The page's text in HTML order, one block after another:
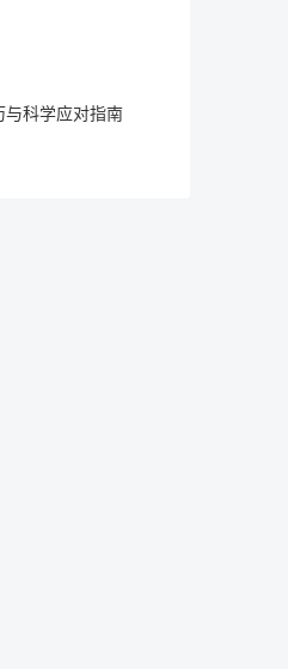
与科学应对指南